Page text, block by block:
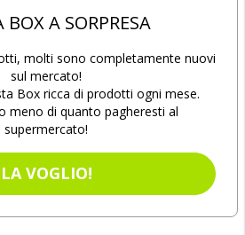
BOX A SORPRESA
molti sono completamente nuovi
sul mercato!
Box ricca di prodotti ogni mese.
meno di quanto pagheresti al
supermercato!
LA VOGLIO!